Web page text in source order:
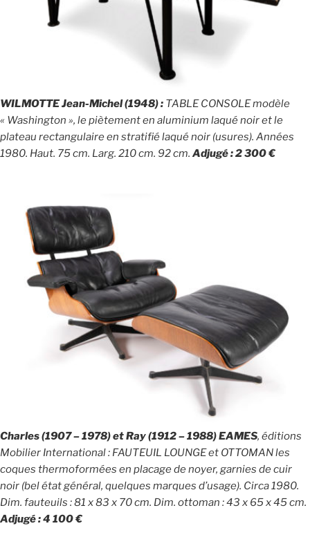
WILMOTTE Jean-Michel (1948) : TABLE CONSOLE modèle
« Washington », le piètement en aluminium laqué noir et le
plateau rectangulaire en stratifié laqué noir (usures). Années
1980. Haut. 75 cm. Larg. 210 cm. 92 cm. Adjugé : 2 300 €
Charles (1907 – 1978) et Ray (1912 – 1988) EAMES, éditions
Mobilier International : FAUTEUIL LOUNGE et OTTOMAN les
coques thermoformées en placage de noyer, garnies de cuir
noir (bel état général, quelques marques d’usage). Circa 1980.
Dim. fauteuils : 81 x 83 x 70 cm. Dim. ottoman : 43 x 65 x 45 cm.
Adjugé : 4 100 €